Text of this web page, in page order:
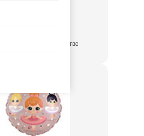
в достаточном количестве